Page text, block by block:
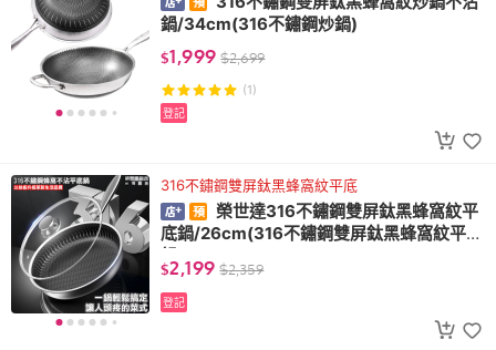
鍋/34cm(316不鏽鋼炒鍋)
$1,999 $2,699
(1)
登記
316不鏽鋼雙屏鈦黑蜂窩紋平底
榮世達316不鏽鋼雙屏鈦黑蜂窩紋平
底鍋/26cm(316不鏽鋼雙屏鈦黑蜂窩紋平底
鍋)
$2,199 $2,359
登記